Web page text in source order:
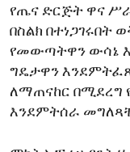
ENVIRONMENT
የጤና ድርጅት ዋና
በስልክ በተነጋገሩበት
የመውጣትዋን ውሳኔ
ግዴታዋን
ለማጠናከር በሚደረግ
እንደምትሰራ